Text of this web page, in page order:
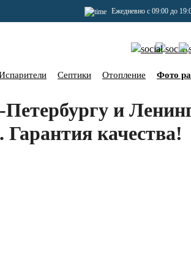
Ежедневно с 09:00 до
Септики Отопление Фото
и
Гарантия качества!